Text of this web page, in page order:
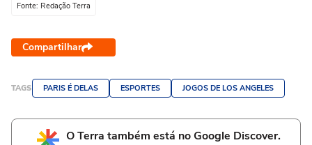
Fonte: Redação Terra
Compartilhar
TAGS PARIS É DELAS ESPORTES JOGOS DE LOS ANGELES
O Terra também está no Google Discover.